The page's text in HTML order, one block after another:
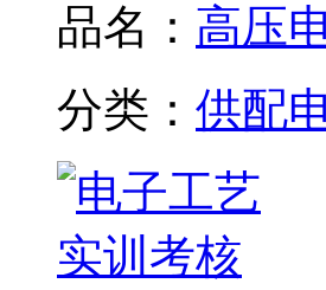
品名： 高压
分类： 供配